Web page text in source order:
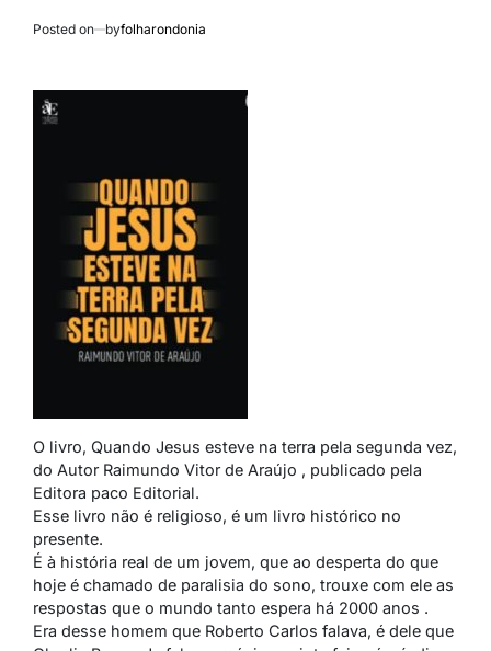
Posted on byfolharondonia
O livro, Quando Jesus esteve na terra pela segunda vez,
do Autor Raimundo Vitor de Araújo , publicado pela
Editora paco Editorial.
Esse livro não é religioso, é um livro histórico no
presente.
É à história real de um jovem, que ao desperta do que
hoje é chamado de paralisia do sono, trouxe com ele as
respostas que o mundo tanto espera há 2000 anos .
Era desse homem que Roberto Carlos falava, é dele que